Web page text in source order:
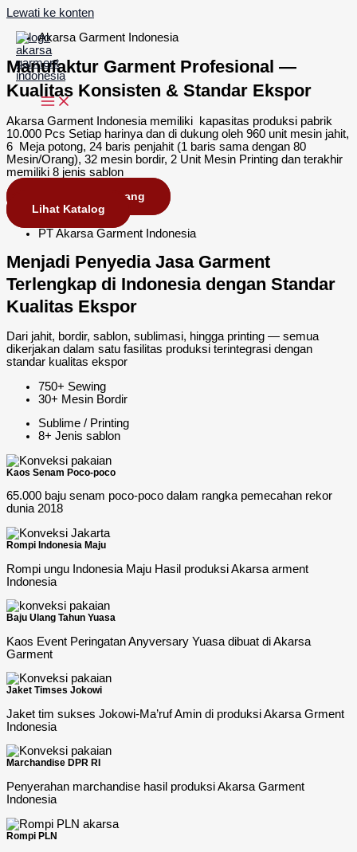
Lewati ke konten
Akarsa Garment Indonesia
Manufaktur Garment Profesional —
Kualitas Konsisten & Standar Ekspor
Akarsa Garment Indonesia memiliki kapasitas produksi pabrik
10.000 Pcs Setiap harinya dan di dukung oleh 960 unit mesin jahit,
6 Meja potong, 24 baris penjahit (1 baris sama dengan 80
Mesin/Orang), 32 mesin bordir, 2 Unit Mesin Printing dan terakhir
memiliki 8 jenis sablon
Konsultasi Sekarang
Lihat Katalog
PT Akarsa Garment Indonesia
Menjadi Penyedia Jasa Garment
Terlengkap di Indonesia dengan Standar
Kualitas Ekspor
Dari jahit, bordir, sablon, sublimasi, hingga printing — semua
dikerjakan dalam satu fasilitas produksi terintegrasi dengan
standar kualitas ekspor
750+ Sewing
30+ Mesin Bordir
Sublime / Printing
8+ Jenis sablon
Kaos Senam Poco-poco
65.000 baju senam poco-poco dalam rangka pemecahan rekor
dunia 2018
Rompi Indonesia Maju
Rompi ungu Indonesia Maju Hasil produksi Akarsa arment
Indonesia
Baju Ulang Tahun Yuasa
Kaos Event Peringatan Anyversary Yuasa dibuat di Akarsa
Garment
Jaket Timses Jokowi
Jaket tim sukses Jokowi-Ma’ruf Amin di produksi Akarsa Grment
Indonesia
Marchandise DPR RI
Penyerahan marchandise hasil produksi Akarsa Garment
Indonesia
Rompi PLN